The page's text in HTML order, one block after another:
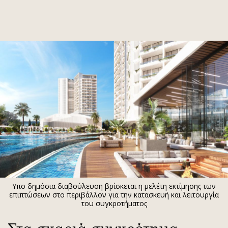
ΚΑΤΗΓΟΡΙΕΣ ΣΥΝΔΕΣΗ
Κύπρος
Παιδεία
Υγεία
Πολιτική
Βουλευτικές 2026
Εκλογές 2024
Προεδρικές 2023
Διπλωματία
Απόψεις
Αρθρογραφία
The Hill
Υγεία
Αγγελίες
Ενοικιάζονται
Πωλούνται
Ζητούν εργασία
Θέσεις εργασίας
Υπο δημόσια διαβούλευση βρίσκεται η μελέτη εκτίμησης των
επιπτώσεων στο περιβάλλον για την κατασκευή και λειτουργία
του συγκροτήματος